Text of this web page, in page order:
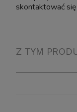
skontaktować
Z TYM